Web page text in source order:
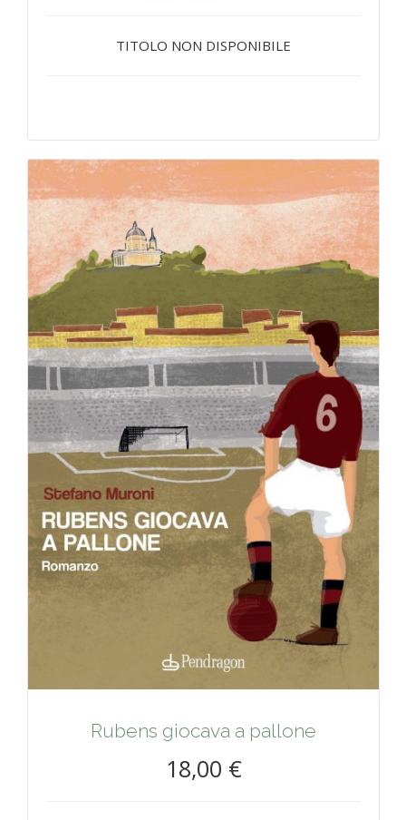
TITOLO NON DISPONIBILE
Rubens giocava a pallone
18,00 €